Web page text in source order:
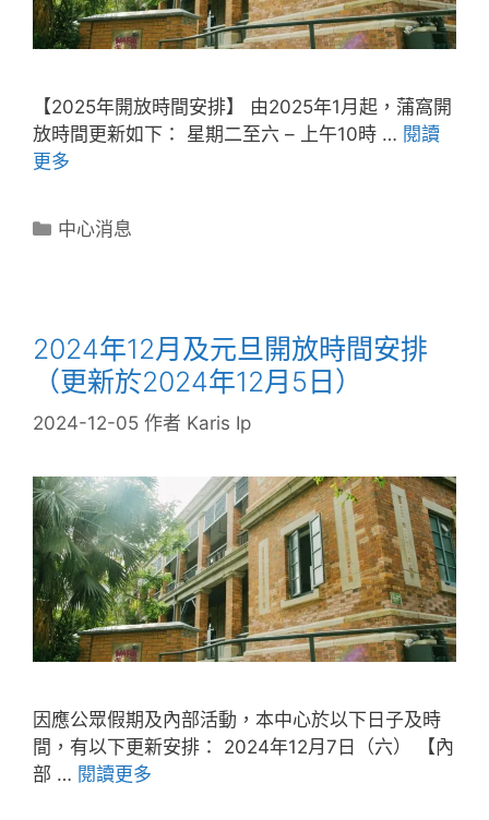
【2025年開放時間安排】 由2025年1月起，蒲窩開
放時間更新如下： 星期二至六 – 上午10時 … 閱讀
更多
中心消息
2024年12月及元旦開放時間安排
（更新於2024年12月5日）
2024-12-05 作者 Karis Ip
因應公眾假期及內部活動，本中心於以下日子及時
間，有以下更新安排： 2024年12月7日（六） 【內
部 … 閱讀更多